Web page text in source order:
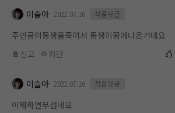
이슬아 2022.07.16 작품댓글
주인공이동생을죽여서 동생이꿈에나온거네요
신고
차단
이슬아 2022.07.16 작품댓글
이해하면무섭네요